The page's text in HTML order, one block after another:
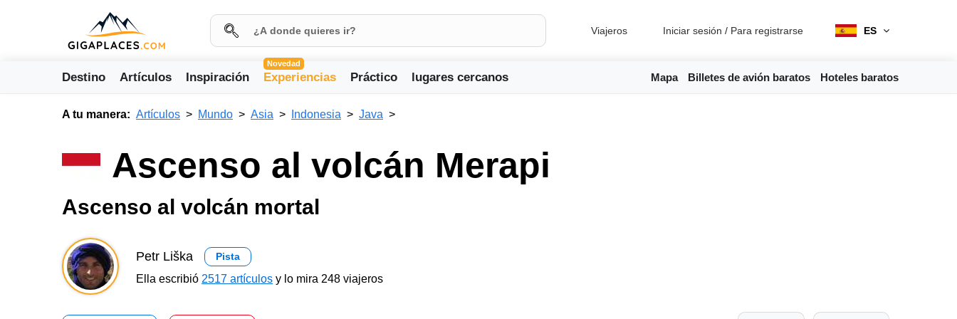
Viajeros Iniciar sesión / Para registrarse ES
Destino Artículos Inspiración
Novedad
Experiencias Práctico lugares cercanos Mapa Billetes de avión baratos Hoteles baratos
A tu manera: Artículos Mundo Asia Indonesia Java
Ascenso al volcán Merapi
Ascenso al volcán mortal
Petr Liška Pista
Ella escribió 2517 artículos y lo mira 248 viajeros